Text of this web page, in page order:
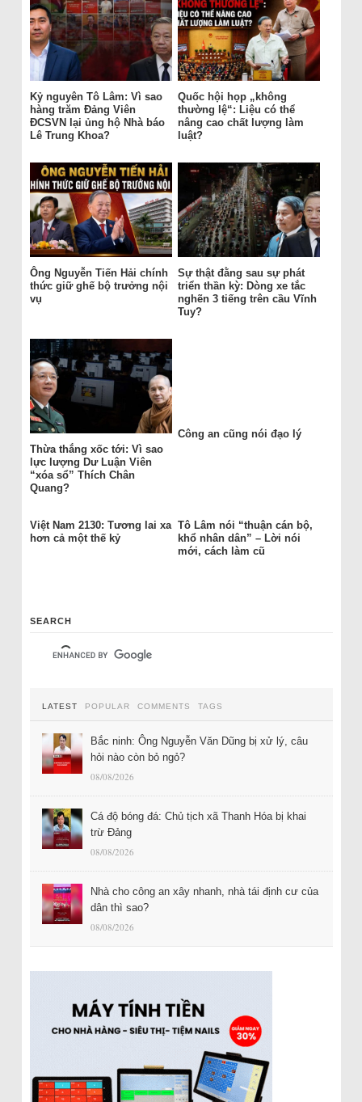
Kỷ nguyên Tô Lâm: Vì sao
hàng trăm Đảng Viên
ĐCSVN lại ủng hộ Nhà báo
Lê Trung Khoa?
Quốc hội họp „không
thường lệ“: Liệu có thể
nâng cao chất lượng làm
luật?
Ông Nguyễn Tiến Hải chính
thức giữ ghế bộ trưởng nội
vụ
Sự thật đằng sau sự phát
triển thần kỳ: Dòng xe tắc
nghẽn 3 tiếng trên cầu Vĩnh
Tuy?
Thừa thắng xốc tới: Vì sao
lực lượng Dư Luận Viên
“xóa sổ” Thích Chân
Quang?
Công an cũng nói đạo lý
Việt Nam 2130: Tương lai xa
hơn cả một thế kỷ
Tô Lâm nói “thuận cán bộ,
khổ nhân dân” – Lời nói
mới, cách làm cũ
SEARCH
LATEST POPULAR COMMENTS TAGS
Bắc ninh: Ông Nguyễn Văn Dũng bị xử lý, câu
hỏi nào còn bỏ ngỏ?
08/08/2026
Cá độ bóng đá: Chủ tịch xã Thanh Hóa bị khai
trừ Đảng
08/08/2026
Nhà cho công an xây nhanh, nhà tái định cư của
dân thì sao?
08/08/2026